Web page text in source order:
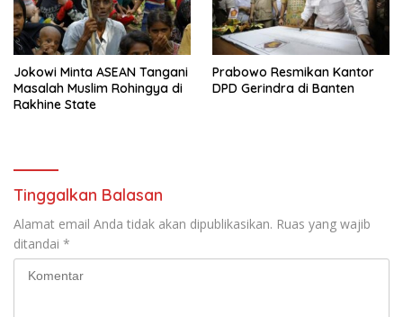
Jokowi Minta ASEAN Tangani
Masalah Muslim Rohingya di
Rakhine State
Prabowo Resmikan Kantor
DPD Gerindra di Banten
Tinggalkan Balasan
Alamat email Anda tidak akan dipublikasikan. Ruas yang wajib
ditandai *